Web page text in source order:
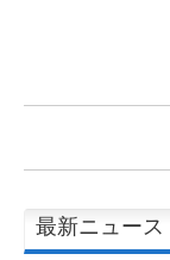
最新ニュース